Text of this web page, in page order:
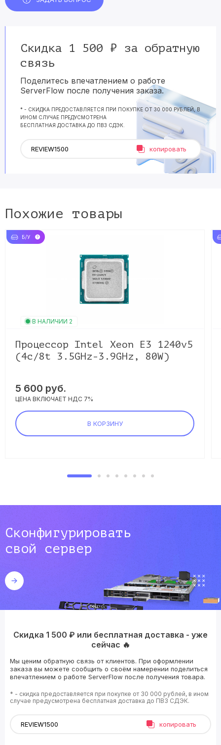
Скидка 1 500 ₽ за обратную
связь
Поделитесь впечатлением о работе
ServerFlow после получения заказа.
* - СКИДКА ПРЕДОСТАВЛЯЕТСЯ ПРИ ПОКУПКЕ ОТ 30 000 РУБЛЕЙ, В
ИНОМ СЛУЧАЕ ПРЕДУСМОТРЕНА
БЕСПЛАТНАЯ ДОСТАВКА ДО ПВЗ СДЭК.
копировать
Похожие товары
Б/У
В НАЛИЧИИ 2
Процессор Intel Xeon E3 1240v5
(4c/8t 3.5GHz-3.9GHz, 80W)
5 600 руб.
ЦЕНА ВКЛЮЧАЕТ НДС 7%
В КОРЗИНУ
Сконфигурировать
свой сервер
Скидка 1 500 ₽ или бесплатная доставка - уже
сейчас 🔥
Мы ценим обратную связь от клиентов. При оформлении
заказа вы можете сообщить о своём намерении поделиться
впечатлением о работе ServerFlow после получения товара.
* - скидка предоставляется при покупке от 30 000 рублей, в ином
случае предусмотрена бесплатная доставка до ПВЗ СДЭК.
копировать